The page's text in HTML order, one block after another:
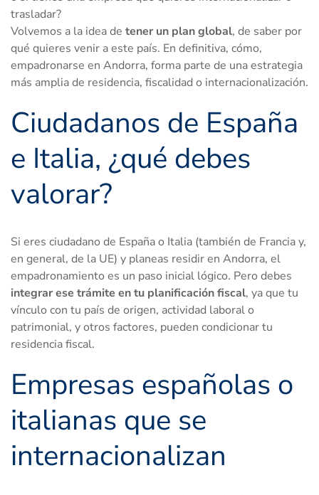
trasladar?
Volvemos a la idea de tener un plan global, de saber por
qué quieres venir a este país. En definitiva, cómo,
empadronarse en Andorra, forma parte de una estrategia
más amplia de residencia, fiscalidad o internacionalización.
Ciudadanos de España
e Italia, ¿qué debes
valorar?
Si eres ciudadano de España o Italia (también de Francia y,
en general, de la UE) y planeas residir en Andorra, el
empadronamiento es un paso inicial lógico. Pero debes
integrar ese trámite en tu planificación fiscal, ya que tu
vínculo con tu país de origen, actividad laboral o
patrimonial, y otros factores, pueden condicionar tu
residencia fiscal.
Empresas españolas o
italianas que se
internacionalizan